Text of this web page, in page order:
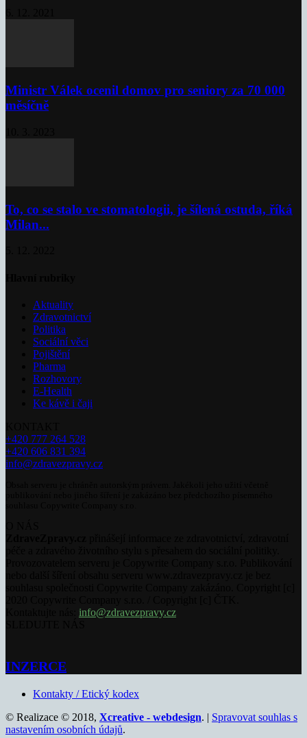
Ministr Válek ocenil domov pro seniory za 70 000
měsíčně
To, co se stalo ve stomatologii, je šílená ostuda, říká
Milan...
Aktuality
Zdravotnictví
Politika
Sociální věci
Pojištění
Pharma
Rozhovory
E-Health
Ke kávě i čaji
+420 777 264 528
+420 606 831 394
info@zdravezpravy.cz
info@zdravezpravy.cz
INZERCE
Kontakty / Etický kodex
© Realizace © 2018, Xcreative - webdesign. | Spravovat souhlas s
nastavením osobních údajů.